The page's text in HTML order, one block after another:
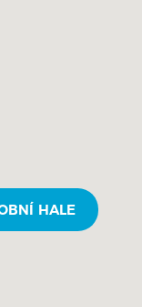
HALE